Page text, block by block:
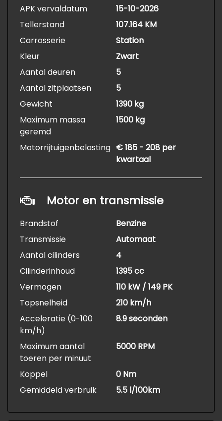
APK vervaldatum
15-10-2026
Tellerstand
107.164 KM
Carrosserie
Station
Kleur
Zwart
Aantal deuren
5
Aantal zitplaatsen
5
Gewicht
1390 kg
Maximum massa
geremd
1500 kg
Motorrijtuigenbelasting € 185 - 208 per
kwartaal
Motor en transmissie
Brandstof
Benzine
Transmissie
Automaat
Aantal cilinders
4
Cilinderinhoud
1395 cc
Vermogen
110 kW / 149 PK
Topsnelheid
210 km/h
Acceleratie (0-100
km/h)
8.9 seconden
Maximum aantal
toeren per minuut
5000 RPM
Koppel
0 Nm
Gemiddeld verbruik
5.5 l/100km